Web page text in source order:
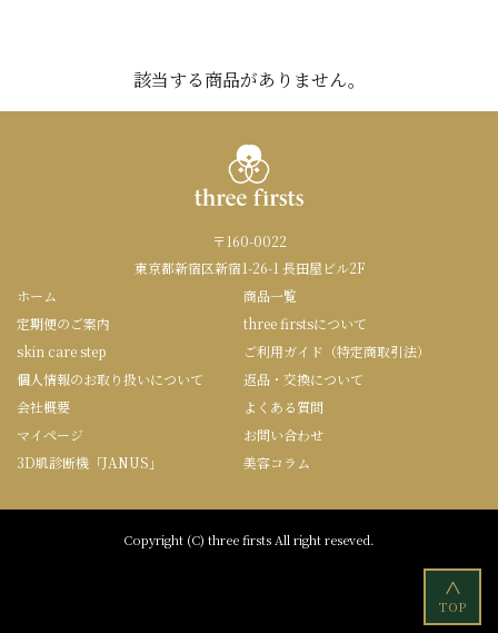
該当する商品がありません。
〒160-0022
東京都新宿区新宿1-26-1 長田屋ビル2F
ホーム
商品一覧
定期便のご案内
three firstsについて
skin care step
ご利用ガイド（特定商取引法）
個人情報のお取り扱いについて
返品・交換について
会社概要
よくある質問
マイページ
お問い合わせ
3D肌診断機「JANUS」
美容コラム
Copyright (C) three firsts All right reseved.
<
TOP